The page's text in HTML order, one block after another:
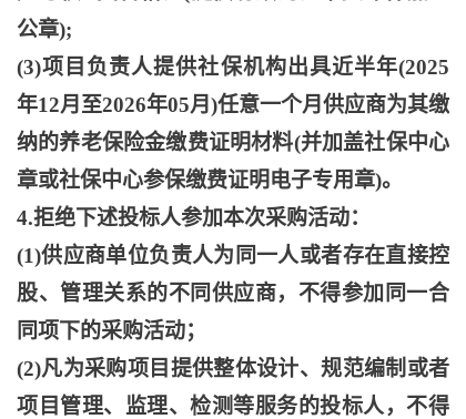
公章);
(3)项目负责人提供社保机构出具近半年(2025
年12月至2026年05月)任意一个月供应商为其缴
纳的养老保险金缴费证明材料(并加盖社保中心
章或社保中心参保缴费证明电子专用章)。
4.拒绝下述投标人参加本次采购活动：
(1)供应商单位负责人为同一人或者存在直接控
股、管理关系的不同供应商，不得参加同一合
同项下的采购活动；
(2)凡为采购项目提供整体设计、规范编制或者
项目管理、监理、检测等服务的投标人，不得